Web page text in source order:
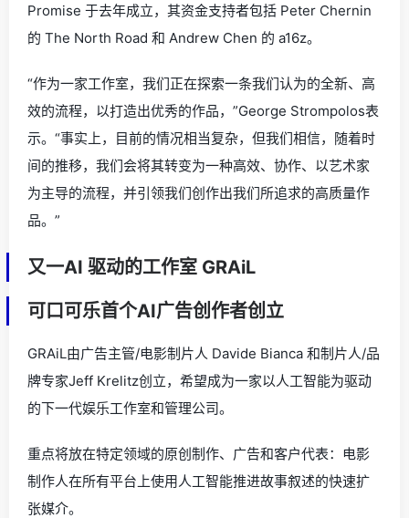
Promise 于去年成立，其资金支持者包括 Peter Chernin
的 The North Road 和 Andrew Chen 的 a16z。
“作为一家工作室，我们正在探索一条我们认为的全新、高
效的流程，以打造出优秀的作品，”George Strompolos表
示。“事实上，目前的情况相当复杂，但我们相信，随着时
间的推移，我们会将其转变为一种高效、协作、以艺术家
为主导的流程，并引领我们创作出我们所追求的高质量作
品。”
又一AI 驱动的工作室 GRAiL
可口可乐首个AI广告创作者创立
GRAiL由广告主管/电影制片人 Davide Bianca 和制片人/品
牌专家Jeff Krelitz创立，希望成为一家以人工智能为驱动
的下一代娱乐工作室和管理公司。
重点将放在特定领域的原创制作、广告和客户代表：电影
制作人在所有平台上使用人工智能推进故事叙述的快速扩
张媒介。